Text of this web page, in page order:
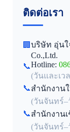
ติดต่อเรา
🏢 บริษัท อุ่นใ
Co.,Ltd.
📞Hotline:
(วันและเว
📞สำนักงาน
(วันจันทร์–
📞สำนักงาน
(วันจันทร์–